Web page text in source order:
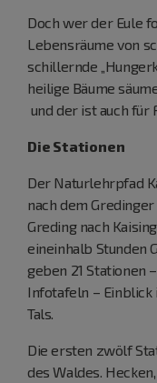
Doch wer der Eule
Lebensräume von
schillernde
heilige Bäume
und der ist auch für
Die Stationen
Der Naturlehrpfad
nach dem
Greding nach
eineinhalb Stunden
geben 21 Stationen
Infotafeln – Einblick
Tals.
Die ersten zwölf
des Waldes.